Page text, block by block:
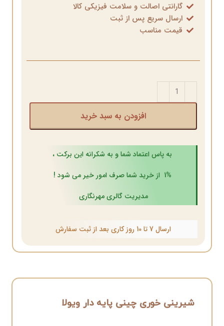
گارانتی اصالت و سلامت فیزیکی کالا
ارسال سریع پس از ثبت
قیمت مناسب
افزودن به سبد خرید
به پاس اعتماد شما و به شکرانه این برکت ،
1% از خرید شما صرف امور خیر می شود !
مدیریت گالری مهرنگاری
ارسال 7 تا 10 روز کاری بعد از ثبت سفارش
شیرینی خوری چینی پایه دار ویولا